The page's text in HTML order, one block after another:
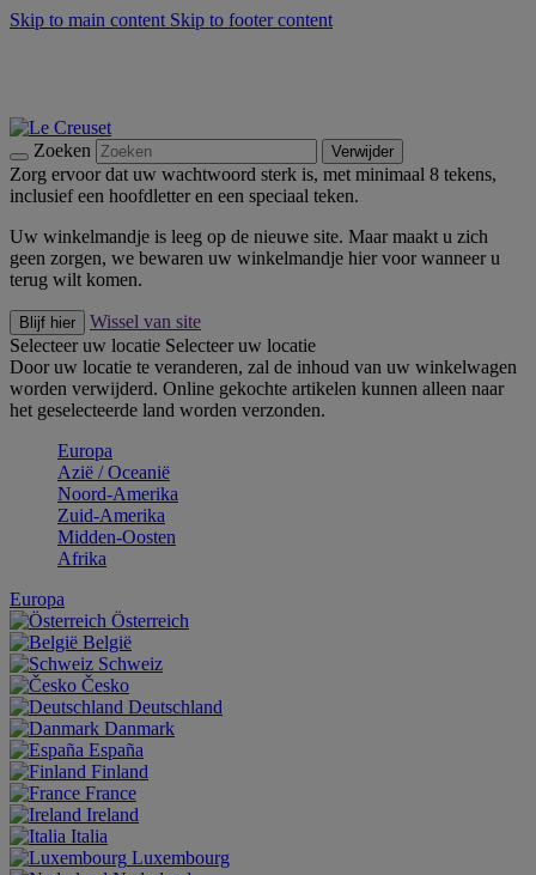
Skip to main content Skip to footer content
Zoeken Verwijder
Zorg ervoor dat uw wachtwoord sterk is, met minimaal 8 tekens,
inclusief een hoofdletter en een speciaal teken.
Uw winkelmandje is leeg op de nieuwe site. Maar maakt u zich
geen zorgen, we bewaren uw winkelmandje hier voor wanneer u
terug wilt komen.
Blijf hier
Wissel van site
Selecteer uw locatie Selecteer uw locatie
Door uw locatie te veranderen, zal de inhoud van uw winkelwagen
worden verwijderd. Online gekochte artikelen kunnen alleen naar
het geselecteerde land worden verzonden.
Europa
Aziё / Oceaniё
Noord-Amerika
Zuid-Amerika
Midden-Oosten
Afrika
Europa
Österreich
België
Schweiz
Česko
Deutschland
Danmark
España
Finland
France
Ireland
Italia
Luxembourg